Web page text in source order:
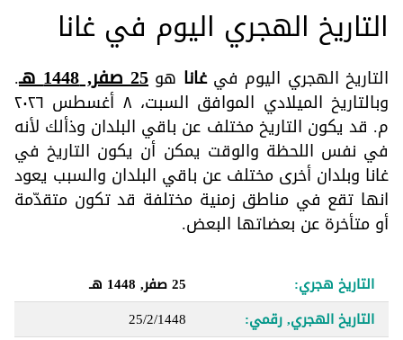
التاريخ الهجري اليوم في غانا
التاريخ الهجري اليوم فيغانا هو 25 صفر, 1448 هـ .
وبالتاريخ الميلادي الموافق السبت، ٨ أغسطس ٢٠٢٦
م. قد يكون التاريخ مختلف عن باقي البلدان وذألك لأنه
في نفس اللحظة والوقت يمكن أن يكون التاريخ في
غانا وبلدان أخرى مختلف عن باقي البلدان والسبب يعود
انها تقع في مناطق زمنية مختلفة قد تكون متقدّمة
أو متأخرة عن بعضاتها البعض.
التاريخ هجري:
25 صفر, 1448 هـ
التاريخ الهجري, رقمي:
25/2/1448